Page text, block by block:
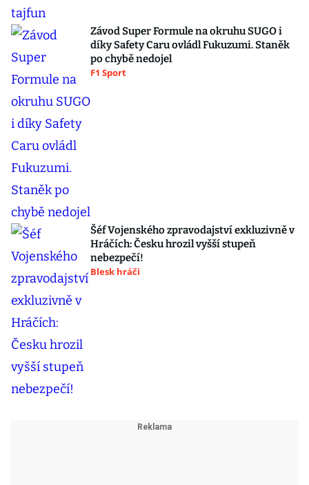
Závod Super Formule na okruhu SUGO i
díky Safety Caru ovládl Fukuzumi. Staněk
po chybě nedojel
F1 Sport
Šéf Vojenského zpravodajství exkluzivně v
Hráčích: Česku hrozil vyšší stupeň
nebezpečí!
Blesk hráči